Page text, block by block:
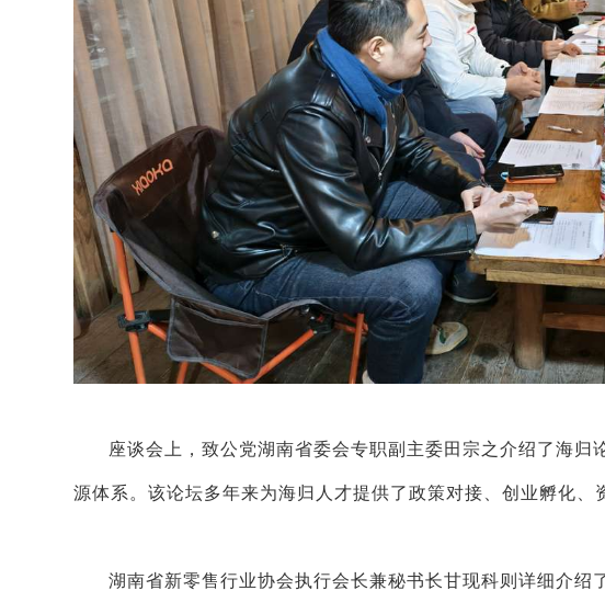
座谈会上，致公党湖南省委会专职副主委田宗之介绍了海
源体系。该论坛多年来为海归人才提供了政策对接、创业孵化、
湖南省新零售行业协会执行会长兼秘书长甘现科则详细介